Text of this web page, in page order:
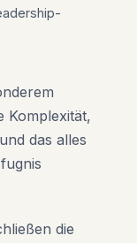
Komplexität,
das alles
die